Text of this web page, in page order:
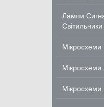
Лампи
Світильники
Мікросхеми
Мікросхеми
Мікросхеми